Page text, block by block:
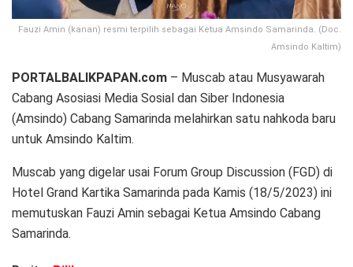
Fauzi Amin (kanan) resmi terpilih sebagai Ketua Amsindo Samarinda. (Doc.
Amsindo Kaltim)
PORTALBALIKPAPAN.com – Muscab atau Musyawarah
Cabang Asosiasi Media Sosial dan Siber Indonesia
(Amsindo) Cabang Samarinda melahirkan satu nahkoda baru
untuk Amsindo Kaltim.
Muscab yang digelar usai Forum Group Discussion (FGD) di
Hotel Grand Kartika Samarinda pada Kamis (18/5/2023) ini
memutuskan Fauzi Amin sebagai Ketua Amsindo Cabang
Samarinda.